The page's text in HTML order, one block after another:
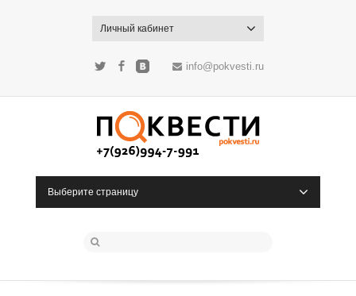
Личный кабинет
Twitter FacebookВКонтактеinfo@pokvesti.ru
Выберите страницу